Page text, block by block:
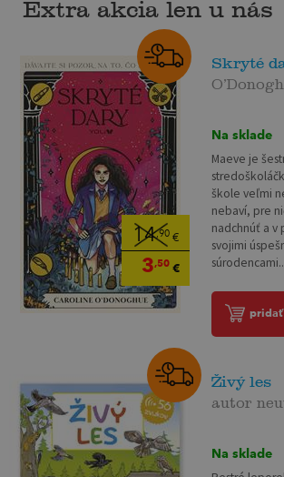
Extra akcia len u nás
14,90 €
3,50 €
Skryté
Na sklade
Maeve je
škole veľmi
nebaví, pre
nadchnúť a v
svojimi
pridať
Živý les
autor
Na sklade